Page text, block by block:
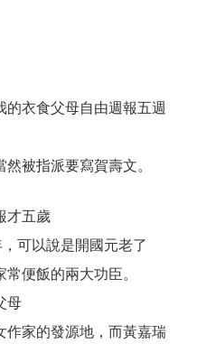
的衣食父母自由週報五週
被指派要寫賀壽文。
才五歲
可以說是開國元老了
便飯的兩大功臣。
母
作家的發源地，而黃嘉瑞